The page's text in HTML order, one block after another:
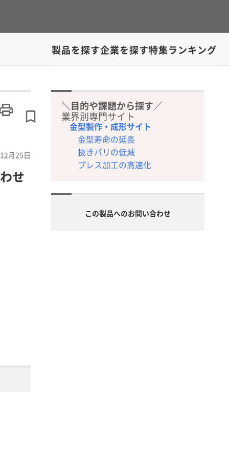
製品を探す企業を探す特集ランキング
月25日
せ
＼目的や課題から探す／
業界別専門サイト
金型製作・成形サイト
金型寿命の延長
抜きバリの低減
プレス加工の高速化
この製品へのお問い合わせ